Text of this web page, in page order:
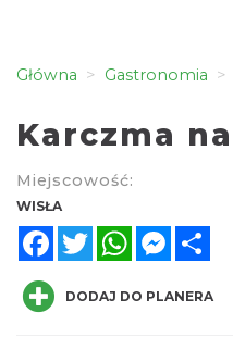
Główna Gastronomia
Karczma
Miejscowość:
WISŁA
FacebookTwitterWhatsApp
DODAJ DO PLANERA